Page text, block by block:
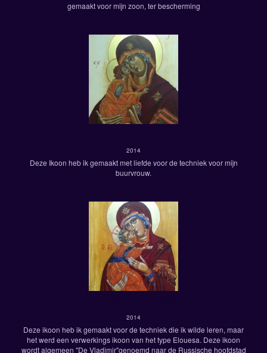
gemaakt voor mijn zoon, ter bescherming
2014
Deze Ikoon heb ik gemaakt met liefde voor de techniek voor mijn
buurvrouw.
2014
Deze ikoon heb ik gemaakt voor de techniek die ik wilde leren, maar
het werd een verwerkings ikoon van het type Elouesa. Deze ikoon
wordt algemeen "De Vladimir"genoemd naar de Russische hoofdstad